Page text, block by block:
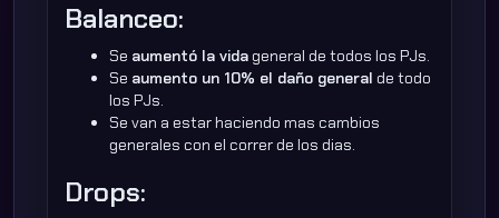
Balanceo:
Se aumentó la vidageneral de todos los PJs.
Se aumento un 10% el daño general de todo
los PJs.
Se van a estar haciendo mas cambios
generales con el correr de los dias.
Drops: